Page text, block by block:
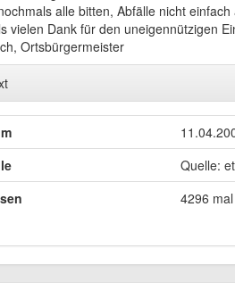
alle bitten, Abfälle nicht
vielen Dank für den uneigennützigen
Ortsbürgermeister
Quelle:
4296 mal